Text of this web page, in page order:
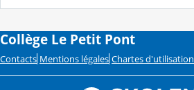
Collège Le Petit Pont
Contacts Mentions légales Chartes d'utilisation